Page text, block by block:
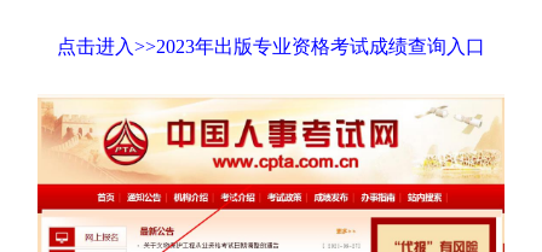
点击进入>>2023年出版专业资格考试成绩查询入口